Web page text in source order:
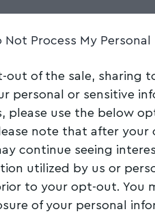
Not Process My
out of the sale, sharing
personal or sensitive
please use the below
note that after
continue seeing
utilized by us or
to your opt-out. You
of your personal